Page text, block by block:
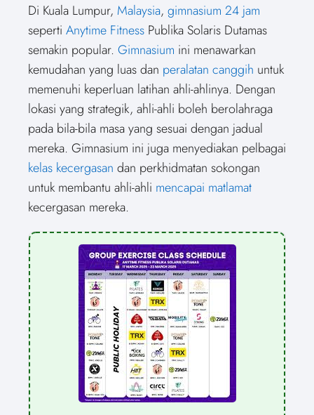
r
e
o
n
w
i
t
t
e
r
)
r
e
o
n
e
b
o
o
k
r
e
o
n
t
e
r
e
s
t
r
e
o
n
k
e
d
I
n
o
Di Kuala Lumpur, Malaysia, gimnasium 24 jam
seperti Anytime Fitness Publika Solaris Dutamas
semakin popular. Gimnasium ini menawarkan
kemudahan yang luas dan peralatan canggih untuk
memenuhi keperluan latihan ahli-ahlinya. Dengan
lokasi yang strategik, ahli-ahli boleh berolahraga
pada bila-bila masa yang sesuai dengan jadual
mereka. Gimnasium ini juga menyediakan pelbagai
kelas kecergasan dan perkhidmatan sokongan
untuk membantu ahli-ahli mencapai matlamat
kecergasan mereka.